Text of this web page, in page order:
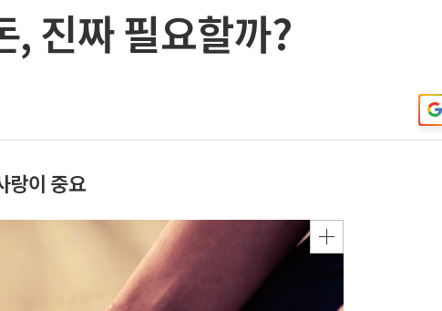
, 진짜 필요할까?
랑이 중요